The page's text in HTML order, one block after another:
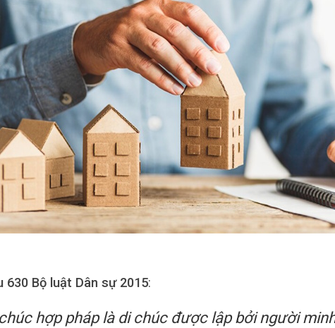
630 Bộ luật Dân sự 2015:
chúc hợp pháp là di chúc được lập bởi người